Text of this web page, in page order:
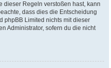
dieser Regeln verstoßen hast, kann
dass dies die Entscheidung
phpBB Limited nichts mit dieser
Administrator, sofern du die nicht